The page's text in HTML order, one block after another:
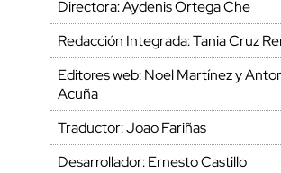
Directora: Aydenis Ortega Che
Redacción Integrada: Tania Cruz
Editores web: Noel Martínez y
Acuña
Traductor: Joao Fariñas
Desarrollador: Ernesto Castillo